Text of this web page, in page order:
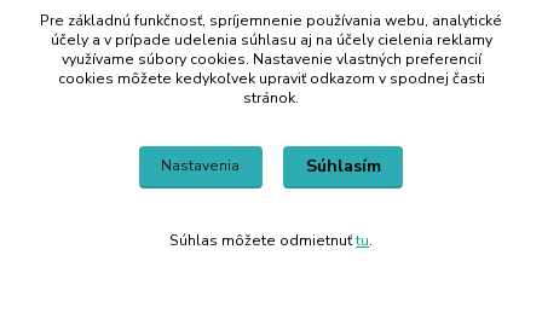
ktoré uvediete o svojej osobe, sú chránené v zmysle zákona č.122/2013 Z.z. o ochrane osobných údajov a o
zmene a doplnení niektorých zákonov.
+421 908 700 612
Pre základnú funkčnosť, spríjemnenie používania webu, analytické
účely a v prípade udelenia súhlasu aj na účely cielenia reklamy
využívame súbory cookies. Nastavenie vlastných preferencií
cookies môžete kedykoľvek upraviť odkazom v spodnej časti
stránok.
Nastavenia Súhlasím
Súhlas môžete odmietnuťtu.